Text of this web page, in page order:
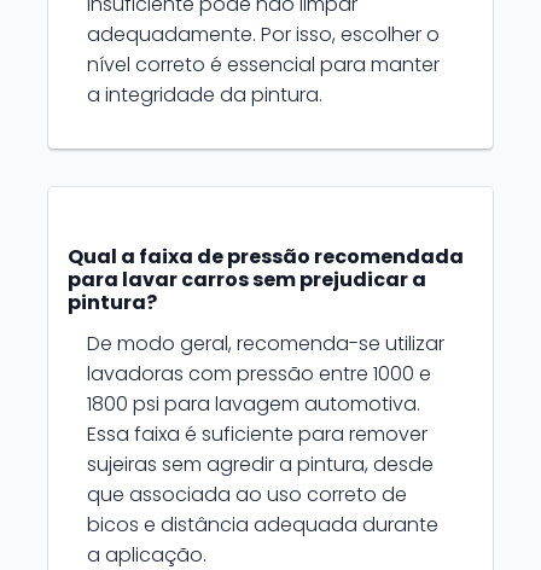
adequadamente. Por isso, escolher o
nível correto é essencial para manter
a integridade da pintura.
Qual a faixa de pressão recomendada
para lavar carros sem prejudicar a
pintura?
De modo geral, recomenda-se utilizar
lavadoras com pressão entre 1000 e
1800 psi para lavagem automotiva.
Essa faixa é suficiente para remover
sujeiras sem agredir a pintura, desde
que associada ao uso correto de
bicos e distância adequada durante
a aplicação.